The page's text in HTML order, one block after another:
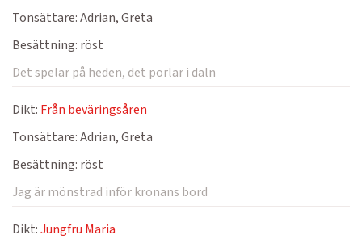
Tonsättare:Adrian, Greta
Besättning: röst
Det spelar på heden, det porlar i daln
Dikt: Från beväringsåren
Tonsättare:Adrian, Greta
Besättning: röst
Jag är mönstrad inför kronans bord
Dikt:Jungfru Maria